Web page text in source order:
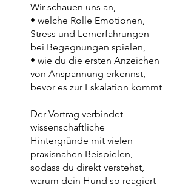
Wir schauen uns an,
• welche Rolle Emotionen,
Stress und Lernerfahrungen
bei Begegnungen spielen,
• wie du die ersten Anzeichen
von Anspannung erkennst,
bevor es zur Eskalation kommt
Der Vortrag verbindet
wissenschaftliche
Hintergründe mit vielen
praxisnahen Beispielen,
sodass du direkt verstehst,
warum dein Hund so reagiert –